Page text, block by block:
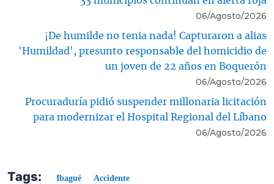
06/Agosto/2026
¡De humilde no tenia nada! Capturaron a alias
'Humildad', presunto responsable del homicidio de
un joven de 22 años en Boquerón
06/Agosto/2026
Procuraduría pidió suspender millonaria licitación
para modernizar el Hospital Regional del Líbano
06/Agosto/2026
Tags: Ibagué Accidente